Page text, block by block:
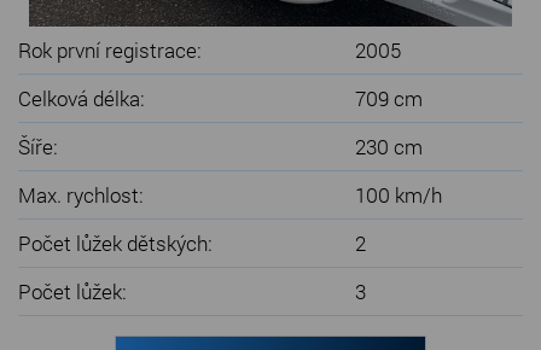
Rok první registrace:
2005
Celková délka:
709 cm
Šíře:
230 cm
Max. rychlost:
100 km/h
Počet lůžek dětských:
2
Počet lůžek:
3